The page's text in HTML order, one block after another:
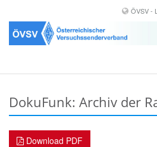
ÖVSV -
DokuFunk: Archiv der
Download PDF